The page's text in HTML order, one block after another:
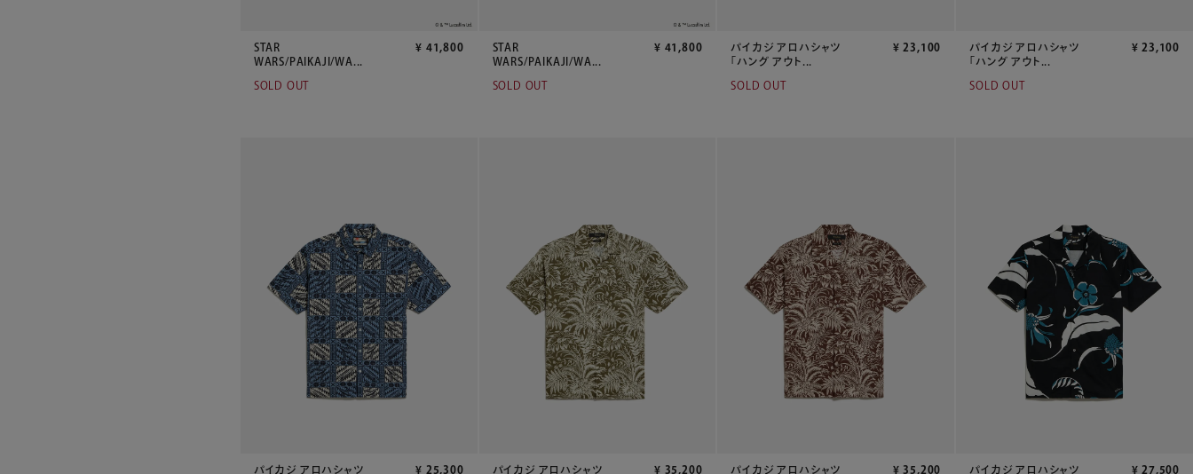
STAR
WARS/PAIKAJI/WA...
¥ 41,800
SOLD OUT
STAR
WARS/PAIKAJI/WA...
¥ 41,800
SOLD OUT
パイカジ アロハシャツ
「ハング アウト...
¥ 23,100
SOLD OUT
パイカジ アロハシャツ
「ハング アウト...
¥ 23,100
SOLD OUT
パイカジ アロハシャツ ¥ 25,300 パイカジ アロハシャツ ¥ 35,200 パイカジ アロハシャツ ¥ 35,200 パイカジ アロハシャツ ¥ 27,500